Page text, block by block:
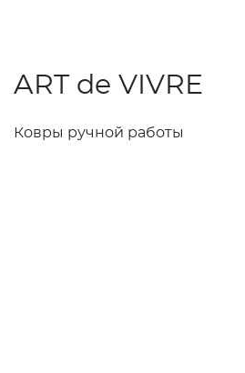
ART de VIVRE
Ковры ручной работы